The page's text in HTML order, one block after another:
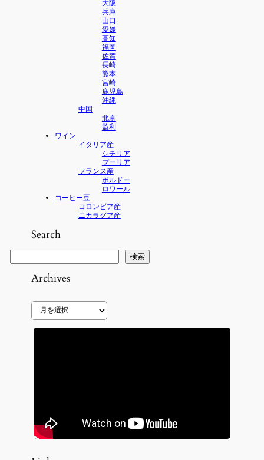
大阪
兵庫
山口
愛媛
高知
福岡
佐賀
長崎
熊本
宮崎
鹿児島
沖縄
中国
北京
監利
ワイン
イタリア産
シチリア
プーリア
フランス産
ボルドー
ロワール
コーヒー豆
コロンビア産
ニカラグア産
Search
検索
Archives
カ